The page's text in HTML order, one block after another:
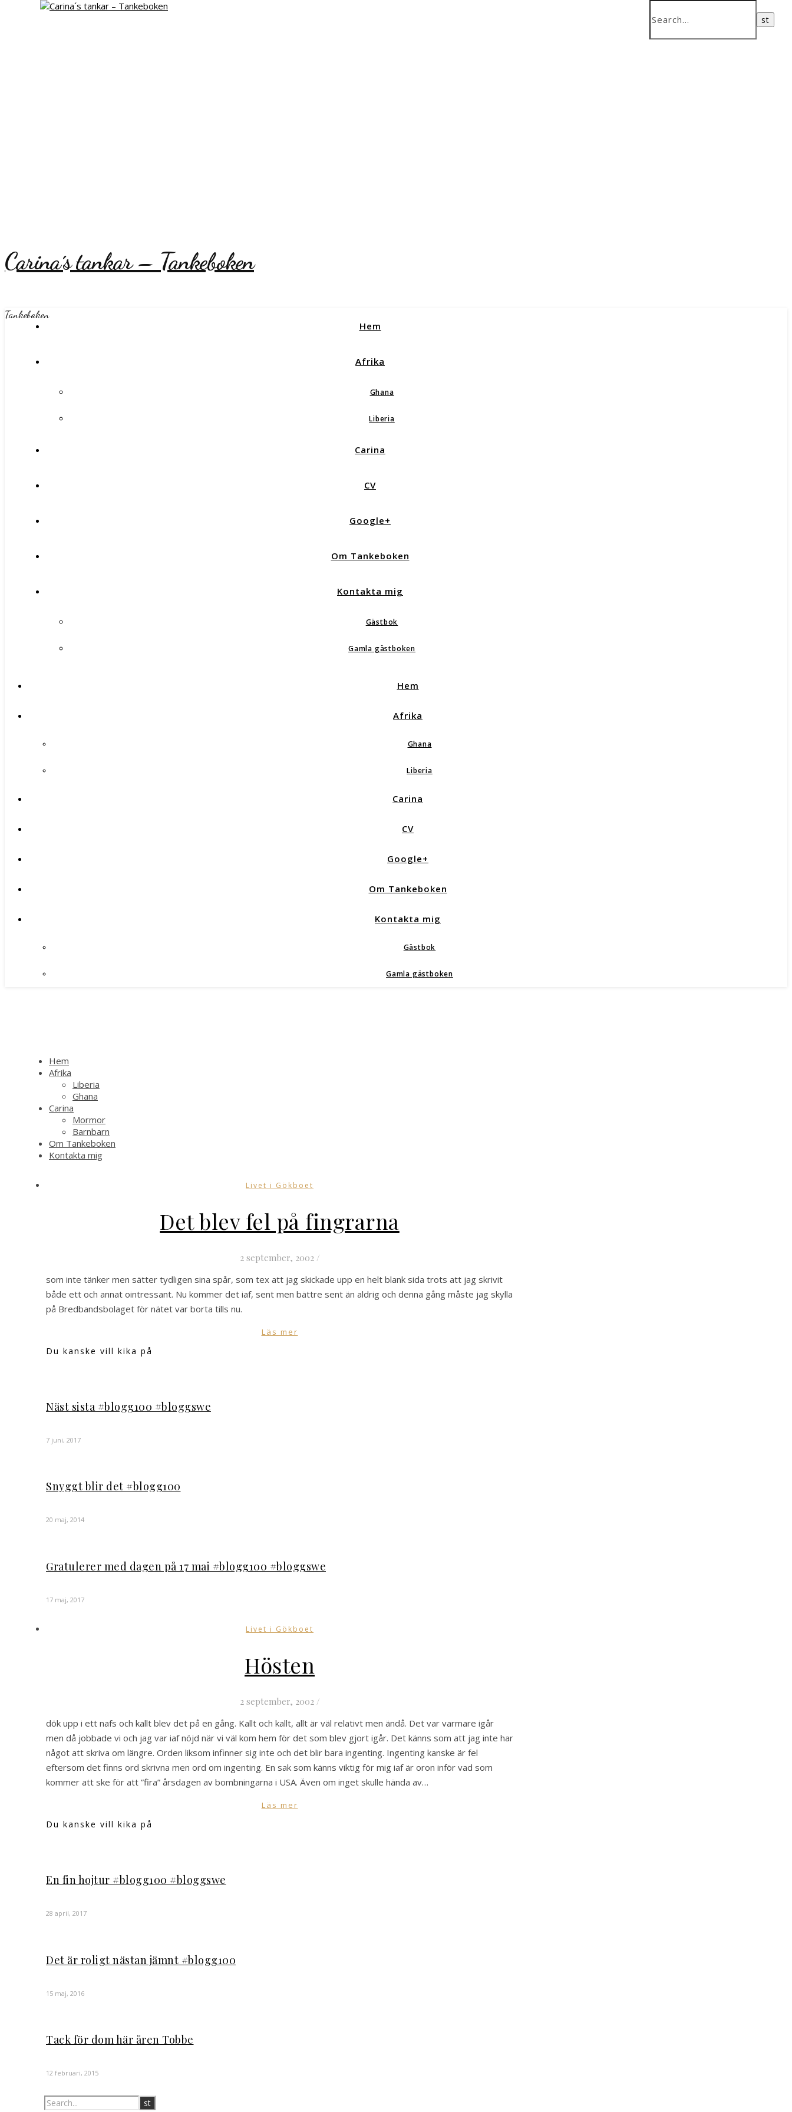
Carina´s tankar – Tankeboken
Tankeboken
Hem
Afrika
Ghana
Liberia
Carina
CV
Google+
Om Tankeboken
Kontakta mig
Gästbok
Gamla gästboken
Hem
Afrika
Ghana
Liberia
Carina
CV
Google+
Om Tankeboken
Kontakta mig
Gästbok
Gamla gästboken
Hem
Afrika
Liberia
Ghana
Carina
Mormor
Barnbarn
Om Tankeboken
Kontakta mig
Livet i Gökboet
Det blev fel på fingrarna
2 september, 2002 /
som inte tänker men sätter tydligen sina spår, som tex att jag skickade upp en helt blank sida trots att jag skrivit
både ett och annat ointressant. Nu kommer det iaf, sent men bättre sent än aldrig och denna gång måste jag skylla
på Bredbandsbolaget för nätet var borta tills nu.
Läs mer
Du kanske vill kika på
Näst sista #blogg100 #bloggswe
7 juni, 2017
Snyggt blir det #blogg100
20 maj, 2014
Gratulerer med dagen på 17 mai #blogg100 #bloggswe
17 maj, 2017
Livet i Gökboet
Hösten
2 september, 2002 /
dök upp i ett nafs och kallt blev det på en gång. Kallt och kallt, allt är väl relativt men ändå. Det var varmare igår
men då jobbade vi och jag var iaf nöjd när vi väl kom hem för det som blev gjort igår. Det känns som att jag inte har
något att skriva om längre. Orden liksom infinner sig inte och det blir bara ingenting. Ingenting kanske är fel
eftersom det finns ord skrivna men ord om ingenting. En sak som känns viktig för mig iaf är oron inför vad som
kommer att ske för att ”fira” årsdagen av bombningarna i USA. Även om inget skulle hända av…
Läs mer
Du kanske vill kika på
En fin hojtur #blogg100 #bloggswe
28 april, 2017
Det är roligt nästan jämnt #blogg100
15 maj, 2016
Tack för dom här åren Tobbe
12 februari, 2015